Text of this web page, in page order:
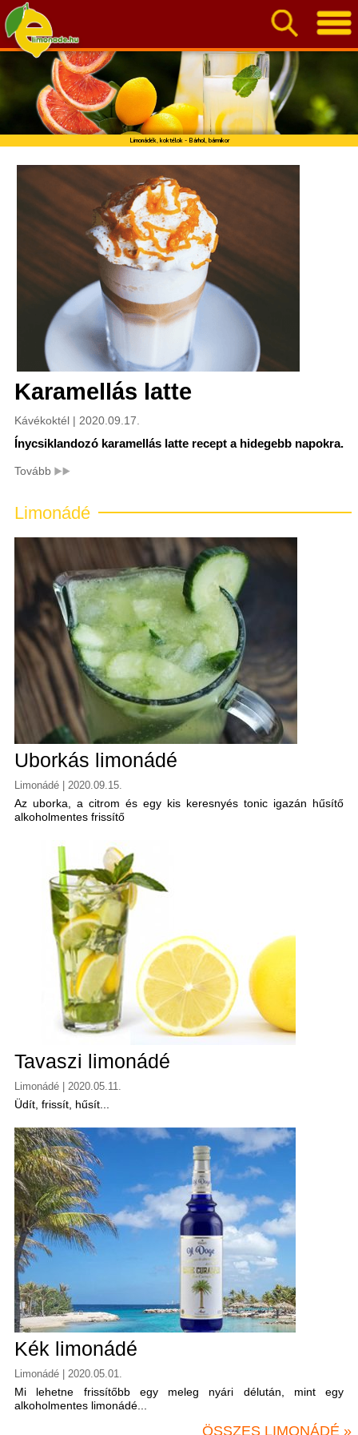
Limonádék, koktélok - Bárhol, bármikor
Karamellás latte
Kávékoktél | 2020.09.17.
Ínycsiklandozó karamellás latte recept a hidegebb napokra.
Tovább
Limonádé
Uborkás limonádé
Limonádé | 2020.09.15.
Az uborka, a citrom és egy kis keresnyés tonic igazán hűsítő
alkoholmentes frissítő
Tavaszi limonádé
Limonádé | 2020.05.11.
Üdít, frissít, hűsít...
Kék limonádé
Limonádé | 2020.05.01.
Mi lehetne frissítőbb egy meleg nyári délután, mint egy
alkoholmentes limonádé...
ÖSSZES LIMONÁDÉ »